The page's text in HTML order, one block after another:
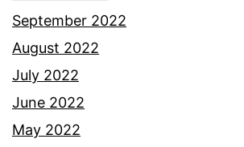
September 2022
August 2022
July 2022
June 2022
May 2022